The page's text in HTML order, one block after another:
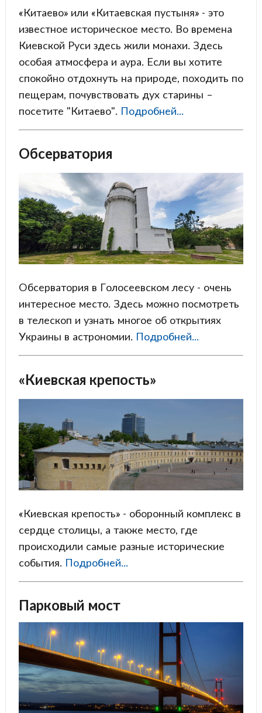
«Китаево» или «Китаевская пустыня» - это
известное историческое место. Во времена
Киевской Руси здесь жили монахи. Здесь
особая атмосфера и аура. Если вы хотите
спокойно отдохнуть на природе, походить по
пещерам, почувствовать дух старины –
посетите "Китаево". Подробней...
Обсерватория
Обсерватория в Голосеевском лесу - очень
интересное место. Здесь можно посмотреть
в телескоп и узнать многое об открытиях
Украины в астрономии. Подробней...
«Киевская крепость»
«Киевская крепость» - оборонный комплекс в
сердце столицы, а также место, где
происходили самые разные исторические
события. Подробней...
Парковый мост